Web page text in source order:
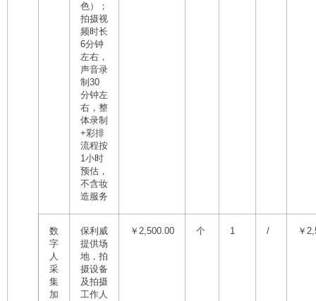
色）；
拍摄视
频时长
6分钟
左右，
声音录
制30
分钟左
右，整
体录制
+彩排
流程按
1小时
预估，
不含妆
造服务
数
字
人
采
集
加
保利威
提供场
地，拍
摄设备
及拍摄
工作人
￥2,500.00 个 1 / ￥